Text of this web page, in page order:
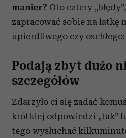
manier? Oto cztery
zapracować sobie na łatkę
upierdliwego czy oschłego:
Podają zbyt dużo
szczegółów
Zdarzyło ci się zadać
krótkiej odpowiedzi „tak”
tego wysłuchać